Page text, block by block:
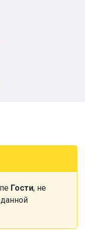
Гости, не